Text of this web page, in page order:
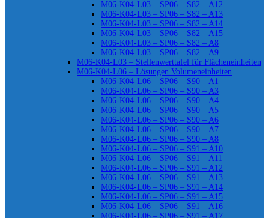
M06-K04-L03 – SP06 – S82 – A12
M06-K04-L03 – SP06 – S82 – A13
M06-K04-L03 – SP06 – S82 – A14
M06-K04-L03 – SP06 – S82 – A15
M06-K04-L03 – SP06 – S82 – A8
M06-K04-L03 – SP06 – S82 – A9
M06-K04-L03 – Stellenwerttafel für Flächeneinheiten
M06-K04-L06 – Lösungen Volumeneinheiten
M06-K04-L06 – SP06 – S90 – A1
M06-K04-L06 – SP06 – S90 – A3
M06-K04-L06 – SP06 – S90 – A4
M06-K04-L06 – SP06 – S90 – A5
M06-K04-L06 – SP06 – S90 – A6
M06-K04-L06 – SP06 – S90 – A7
M06-K04-L06 – SP06 – S90 – A8
M06-K04-L06 – SP06 – S91 – A10
M06-K04-L06 – SP06 – S91 – A11
M06-K04-L06 – SP06 – S91 – A12
M06-K04-L06 – SP06 – S91 – A13
M06-K04-L06 – SP06 – S91 – A14
M06-K04-L06 – SP06 – S91 – A15
M06-K04-L06 – SP06 – S91 – A16
M06-K04-L06 – SP06 – S91 – A17